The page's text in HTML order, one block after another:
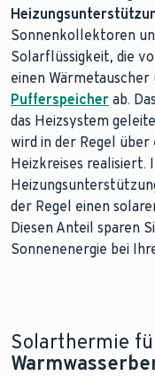
Sonnenkollektoren
Solarflüssigkeit, die
einen Wärmetauscher
Pufferspeicher ab.
das Heizsystem
wird in der Regel über
Heizkreises realisiert.
der Regel einen
Diesen Anteil sparen
Sonnenenergie bei
Solarthermie